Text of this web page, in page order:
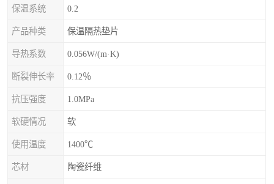
保温系统 0.2
产品种类 保温隔热垫片
导热系数 0.056W/(m·K)
断裂伸长率 0.12％
抗压强度 1.0MPa
软硬情况 软
使用温度 1400℃
芯材 陶瓷纤维